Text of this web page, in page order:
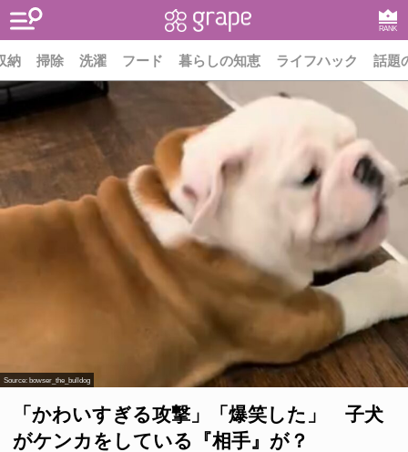
RANK
納 掃除 洗濯 フード 暮らしの知恵 ライフハック 話題
Source: bowser_the_bulldog
「かわいすぎる攻撃」「爆笑した」 子犬
がケンカをしている『相手』が？